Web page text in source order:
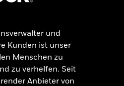
und
Kunden ist unser
Menschen zu
zu verhelfen. Seit
Anbieter von